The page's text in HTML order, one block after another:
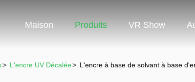
Maison Produits VR Show
> L'encre UV Décalée> L'encre à base de solvant à base